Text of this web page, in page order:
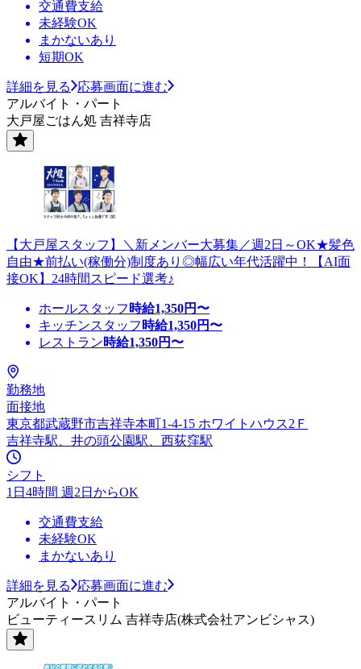
交通費支給
未経験OK
まかないあり
短期OK
詳細を見る
応募画面に進む
アルバイト・パート
大戸屋ごはん処 吉祥寺店
【大戸屋スタッフ】＼新メンバー大募集／週2日～OK★髪色
自由★前払い(稼働分)制度あり◎幅広い年代活躍中！【AI面
接OK】24時間スピード選考♪
ホールスタッフ 時給1,350円〜
キッチンスタッフ 時給1,350円〜
レストラン時給1,350円〜
勤務地
面接地
東京都武蔵野市吉祥寺本町1-4-15 ホワイトハウス2Ｆ
吉祥寺駅、井の頭公園駅、西荻窪駅
シフト
1日4時間 週2日からOK
交通費支給
未経験OK
まかないあり
詳細を見る
応募画面に進む
アルバイト・パート
ビューティースリム 吉祥寺店(株式会社アンビシャス)